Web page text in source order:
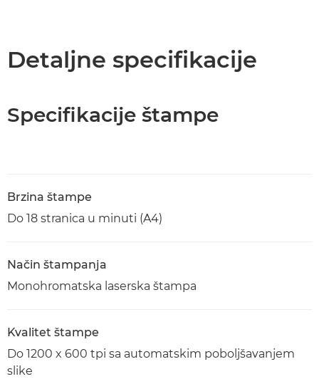
Detaljne specifikacije
Specifikacije štampe
Brzina štampe
Do 18 stranica u minuti (A4)
Način štampanja
Monohromatska laserska štampa
Kvalitet štampe
Do 1200 x 600 tpi sa automatskim poboljšavanjem
slike